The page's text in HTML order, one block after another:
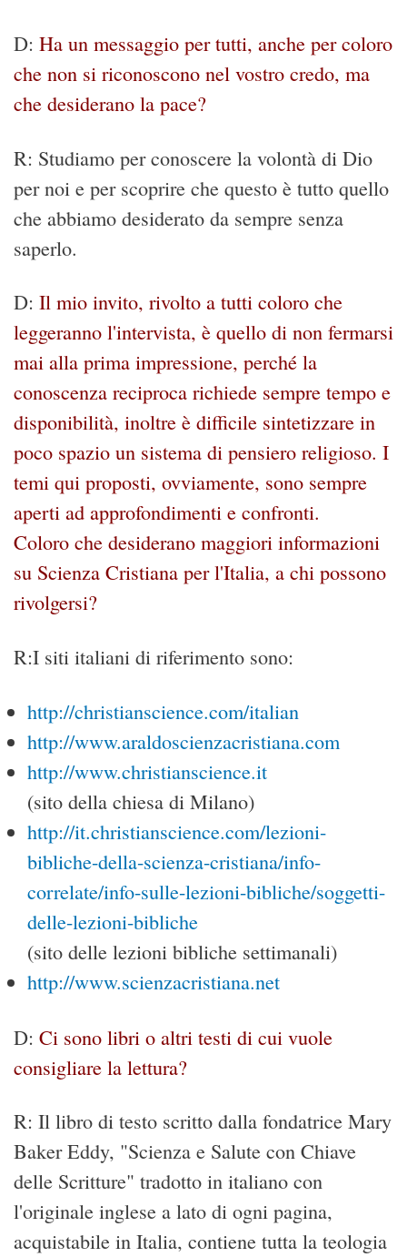
D: Ha un messaggio per tutti, anche per coloro
che non si riconoscono nel vostro credo, ma
che desiderano la pace?
R: Studiamo per conoscere la volontà di Dio
per noi e per scoprire che questo è tutto quello
che abbiamo desiderato da sempre senza
saperlo.
D: Il mio invito, rivolto a tutti coloro che
leggeranno l'intervista, è quello di non fermarsi
mai alla prima impressione, perché la
conoscenza reciproca richiede sempre tempo e
disponibilità, inoltre è difficile sintetizzare in
poco spazio un sistema di pensiero religioso. I
temi qui proposti, ovviamente, sono sempre
aperti ad approfondimenti e confronti.
Coloro che desiderano maggiori informazioni
su Scienza Cristiana per l'Italia, a chi possono
rivolgersi?
R:I siti italiani di riferimento sono:
http://christianscience.com/italian
http://www.araldoscienzacristiana.com
http://www.christianscience.it
(sito della chiesa di Milano)
http://it.christianscience.com/lezioni-
bibliche-della-scienza-cristiana/info-
correlate/info-sulle-lezioni-bibliche/soggetti-
delle-lezioni-bibliche
(sito delle lezioni bibliche settimanali)
http://www.scienzacristiana.net
D: Ci sono libri o altri testi di cui vuole
consigliare la lettura?
R: Il libro di testo scritto dalla fondatrice Mary
Baker Eddy, "Scienza e Salute con Chiave
delle Scritture" tradotto in italiano con
l'originale inglese a lato di ogni pagina,
acquistabile in Italia, contiene tutta la teologia